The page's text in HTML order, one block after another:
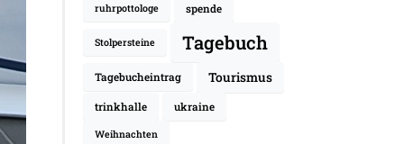
ruhrpottologe spende
Stolpersteine Tagebuch
Tagebucheintrag Tourismus
trinkhalle ukraine
Weihnachten